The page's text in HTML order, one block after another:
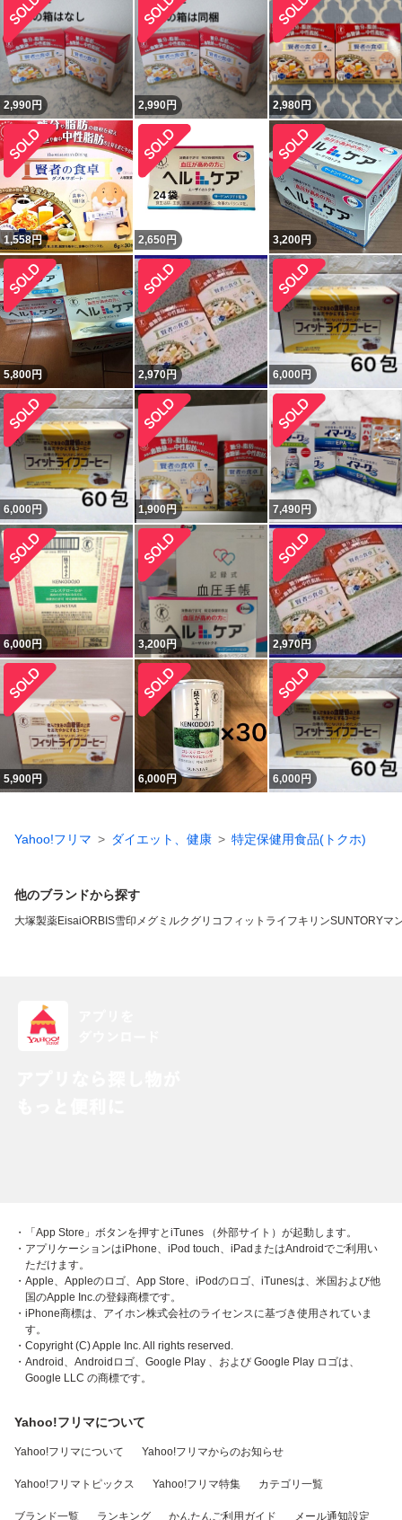
2,990円 2,990円 2,980円
1,558円 2,650 円 3,200円
5,800円 2,970円 6,000円
6,000円 1,900円 7,490 円
6,000円 3,200円 2,970円
5,900円 6,000円 6,000円
Yahoo!フリマ ダイエット、健康 特定保健用食品(トクホ)
他のブランドから探す
大塚製薬EisaiORBIS雪印メグミルク グリコ フィットライフキリンSUNTORYマ
・「App Store」ボタンを押すとiTunes （外部サイト）が起動します。
・アプリケーションはiPhone、iPod touch、iPadまたはAndroidでご利用い
ただけます。
・Apple、Appleのロゴ、App Store、iPodのロゴ、iTunesは、米国および他
国のApple Inc.の登録商標です。
・iPhone商標は、アイホン株式会社のライセンスに基づき使用されていま
す。
・Copyright (C) Apple Inc. All rights reserved.
・Android、Androidロゴ、Google Play 、および Google Play ロゴは、
Google LLC の商標です。
Yahoo!フリマについて
Yahoo!フリマについて Yahoo!フリマからのお知らせ
Yahoo!フリマトピックス Yahoo!フリマ特集 カテゴリ一覧
ブランド一覧 ランキング かんたんご利用ガイド メール通知設定